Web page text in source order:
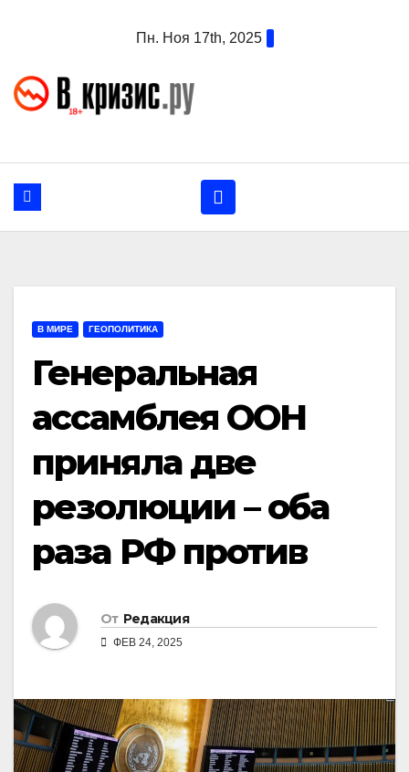
Пн. Ноя 17th, 2025
В МИРЕ ГЕОПОЛИТИКА
Генеральная
ассамблея ООН
приняла две
резолюции – оба
раза РФ против
От Редакция
ФЕВ 24, 2025